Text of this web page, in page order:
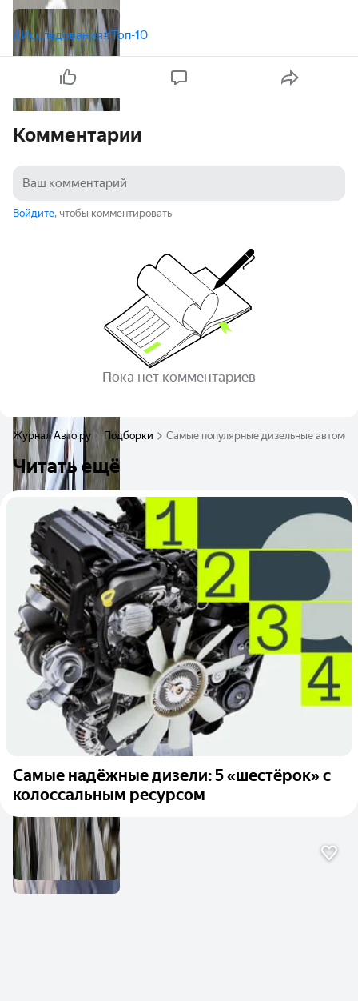
#Исследования#Топ-10
Комментарии
Войдите, чтобы комментировать
Пока нет комментариев
Журнал Авто.ру Подборки Самые популярные дизельные
Читать ещё
Самые надёжные дизели: 5 «шестёрок» с
колоссальным ресурсом